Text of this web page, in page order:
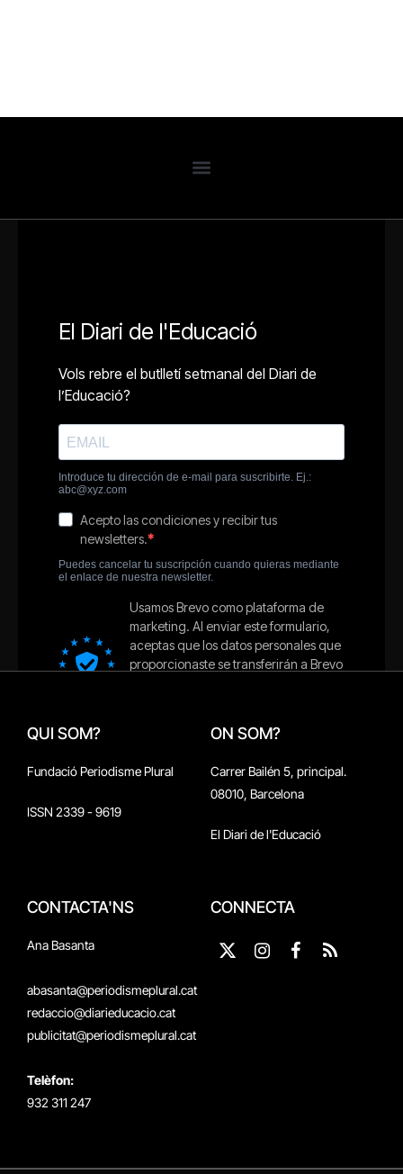
QUI SOM?
Fundació Periodisme Plural
ISSN 2339 - 9619
ON SOM?
Carrer Bailén 5, principal.
08010, Barcelona
El Diari de l'Educació
CONTACTA'NS
Ana Basanta
abasanta@periodismeplural.cat
redaccio@diarieducacio.cat
publicitat@periodismeplural.cat
Telèfon:
932 311 247
CONNECTA
X
Instagram
Facebook
RSS